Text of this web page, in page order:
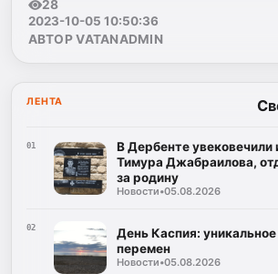
28
2023-10-05 10:50:36
АВТОР VATANADMIN
ЛЕНТА
01
В Дербенте увековечили
Тимура Джабраилова,
за родину
Новости•05.08.2026
02
День Каспия:
перемен
Новости•05.08.2026